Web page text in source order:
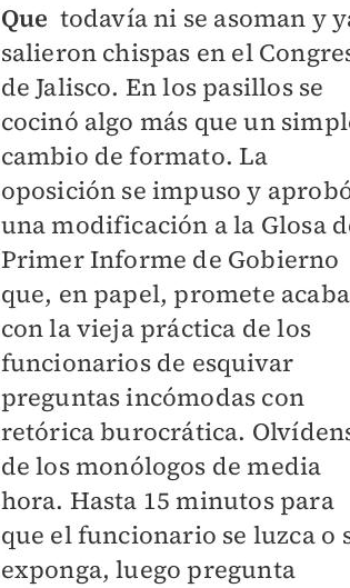
Que todavía ni se asoman y
salieron chispas en el
de Jalisco. En los pasillos se
cocinó algo más que un
cambio de formato. La
oposición se impuso y
una modificación a la Glosa
Primer Informe de Gobierno
que, en papel, promete
con la vieja práctica de los
funcionarios de esquivar
preguntas incómodas con
retórica burocrática.
de los monólogos de media
hora. Hasta 15 minutos para
que el funcionario se luzca o
exponga, luego pregunta